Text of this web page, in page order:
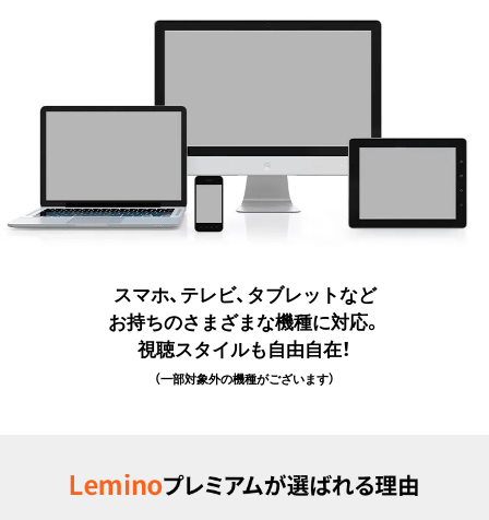
スマホ、テレビ、タブレットなど
お持ちのさまざまな機種に対応。
視聴スタイルも自由自在！
（一部対象外の機種がございます）